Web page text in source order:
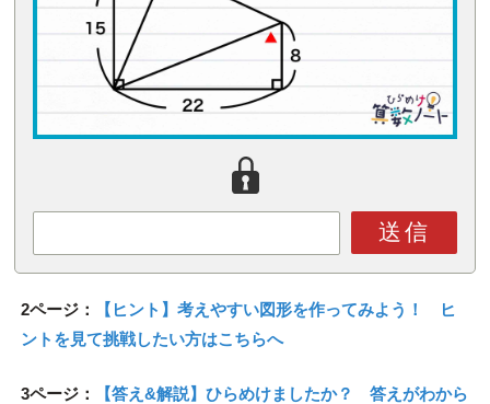
送信
2ページ：
【ヒント】考えやすい図形を作ってみよう！ ヒ
ントを見て挑戦したい方はこちらへ
3ページ：
【答え&解説】ひらめけましたか？ 答えがわから